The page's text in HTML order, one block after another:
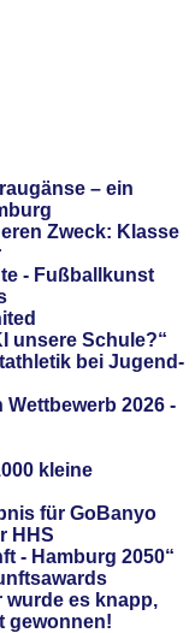
– ein
Zweck: Klasse
- Fußballkunst
unsere Schule?“
bei Jugend-
2026 -
kleine
für GoBanyo
HHS
- Hamburg 2050“
wurde es knapp,
gewonnen!